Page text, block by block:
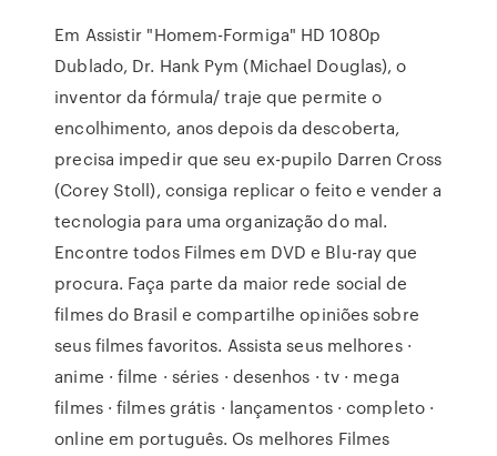
Em Assistir "Homem-Formiga" HD 1080p
Dublado, Dr. Hank Pym (Michael Douglas), o
inventor da fórmula/ traje que permite o
encolhimento, anos depois da descoberta,
precisa impedir que seu ex-pupilo Darren Cross
(Corey Stoll), consiga replicar o feito e vender a
tecnologia para uma organização do mal.
Encontre todos Filmes em DVD e Blu-ray que
procura. Faça parte da maior rede social de
filmes do Brasil e compartilhe opiniões sobre
seus filmes favoritos. Assista seus melhores ·
anime · filme · séries · desenhos · tv · mega
filmes · filmes grátis · lançamentos · completo ·
online em português. Os melhores Filmes